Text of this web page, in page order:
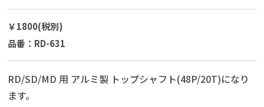
￥1800(税別)
品番：RD-631
RD/SD/MD 用 アルミ製 トップシャフト(48P/20T)になり
ます。